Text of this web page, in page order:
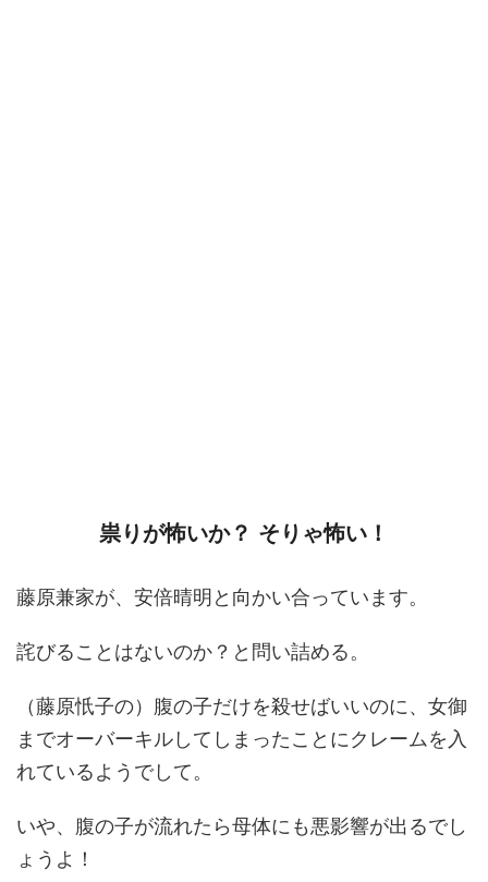
祟りが怖いか？ そりゃ怖い！
藤原兼家が、安倍晴明と向かい合っています。
詫びることはないのか？と問い詰める。
（藤原忯子の）腹の子だけを殺せばいいのに、女御
までオーバーキルしてしまったことにクレームを入
れているようでして。
いや、腹の子が流れたら母体にも悪影響が出るでし
ょうよ！